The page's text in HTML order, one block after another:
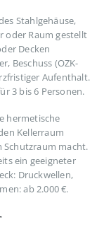
Stahlgehäuse,
oder Raum gestellt
Decken
Beschuss (OZK-
Aufenthalt.
3 bis 6 Personen.
hermetische
Kellerraum
Schutzraum macht.
ein geeigneter
Druckwellen,
ab 2.000 €.